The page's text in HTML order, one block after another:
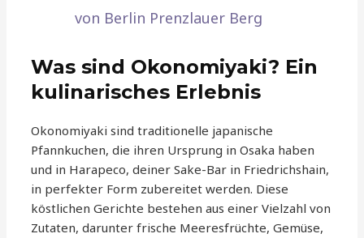
von Berlin Prenzlauer Berg
Was sind Okonomiyaki? Ein
kulinarisches Erlebnis
Okonomiyaki sind traditionelle japanische
Pfannkuchen, die ihren Ursprung in Osaka haben
und in Harapeco, deiner Sake-Bar in Friedrichshain,
in perfekter Form zubereitet werden. Diese
köstlichen Gerichte bestehen aus einer Vielzahl von
Zutaten, darunter frische Meeresfrüchte, Gemüse,